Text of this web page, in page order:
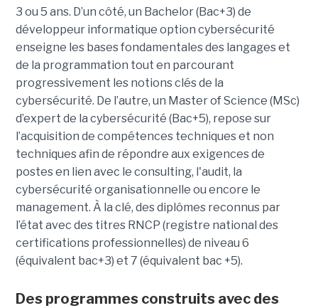
3 ou 5 ans. D’un côté, un Bachelor (Bac+3) de
développeur informatique option cybersécurité
enseigne les bases fondamentales des langages et
de la programmation tout en parcourant
progressivement les notions clés de la
cybersécurité. De l’autre, un Master of Science (MSc)
d’expert de la cybersécurité (Bac+5), repose sur
l’acquisition de compétences techniques et non
techniques afin de répondre aux exigences de
postes en lien avec le consulting, l'audit, la
cybersécurité organisationnelle ou encore le
management. À la clé, des diplômes reconnus par
l’état avec des titres RNCP (registre national des
certifications professionnelles) de niveau 6
(équivalent bac+3) et 7 (équivalent bac +5).
Des programmes construits avec des